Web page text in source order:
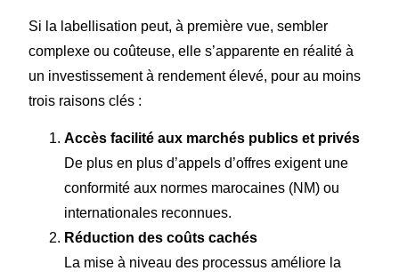
Si la labellisation peut, à première vue, sembler
complexe ou coûteuse, elle s’apparente en réalité à
un investissement à rendement élevé, pour au moins
trois raisons clés :
Accès facilité aux marchés publics et privés
De plus en plus d’appels d’offres exigent une
conformité aux normes marocaines (NM) ou
internationales reconnues.
Réduction des coûts cachés
La mise à niveau des processus améliore la